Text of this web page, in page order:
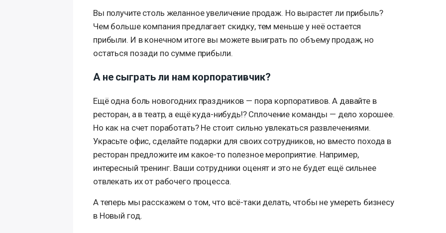
Вы получите столь желанное увеличение продаж. Но вырастет ли прибыль?
Чем больше компания предлагает скидку, тем меньше у неё остается
прибыли. И в конечном итоге вы можете выиграть по объему продаж, но
остаться позади по сумме прибыли.
А не сыграть ли нам корпоративчик?
Ещё одна боль новогодних праздников — пора корпоративов. А давайте в
ресторан, а в театр, а ещё куда-нибудь!? Сплочение команды — дело хорошее.
Но как на счет поработать? Не стоит сильно увлекаться развлечениями.
Украсьте офис, сделайте подарки для своих сотрудников, но вместо похода в
ресторан предложите им какое-то полезное мероприятие. Например,
интересный тренинг. Ваши сотрудники оценят и это не будет ещё сильнее
отвлекать их от рабочего процесса.
А теперь мы расскажем о том, что всё-таки делать, чтобы не умереть бизнесу
в Новый год.